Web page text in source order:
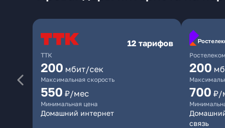
ТТК
12 тарифов
200 мбит/сек
Максимальная скорость
550 ₽/мес
Минимальная цена
Домашний интернет
Ростелеком
200
700 ₽/
связь